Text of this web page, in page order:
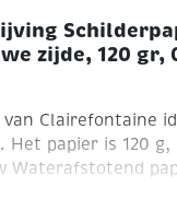
zijde, 120 gr,
Clairefontaine
papier is 120 g,
Waterafstotend